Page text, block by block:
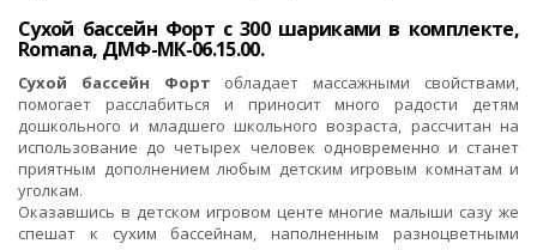
Сухой бассейн Форт с 300 шариками в комплекте,
Romana, ДМФ-МК-06.15.00.
Сухой бассейн Форт обладает массажными свойствами,
помогает расслабиться и приносит много радости детям
дошкольного и младшего школьного возраста, рассчитан на
использование до четырех человек одновременно и станет
приятным дополнением любым детским игровым комнатам и
уголкам.
Оказавшись в детском игровом центе многие малыши сазу же
спешат к сухим бассейнам, наполненным разноцветными